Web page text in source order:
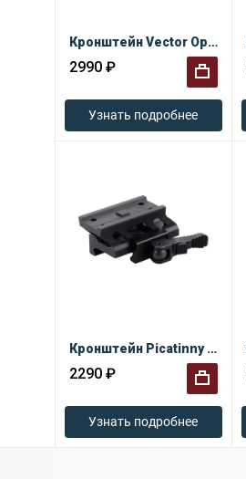
Кронштейн Vector Optics Weaver для T1
2990 ₽
Узнать подробнее
Кронштейн Picatinny Riser QD 1 дюйм
2290 ₽
Узнать подробнее